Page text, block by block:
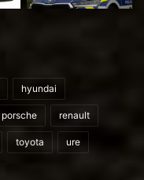
hyundai
porsche renault
toyota ure